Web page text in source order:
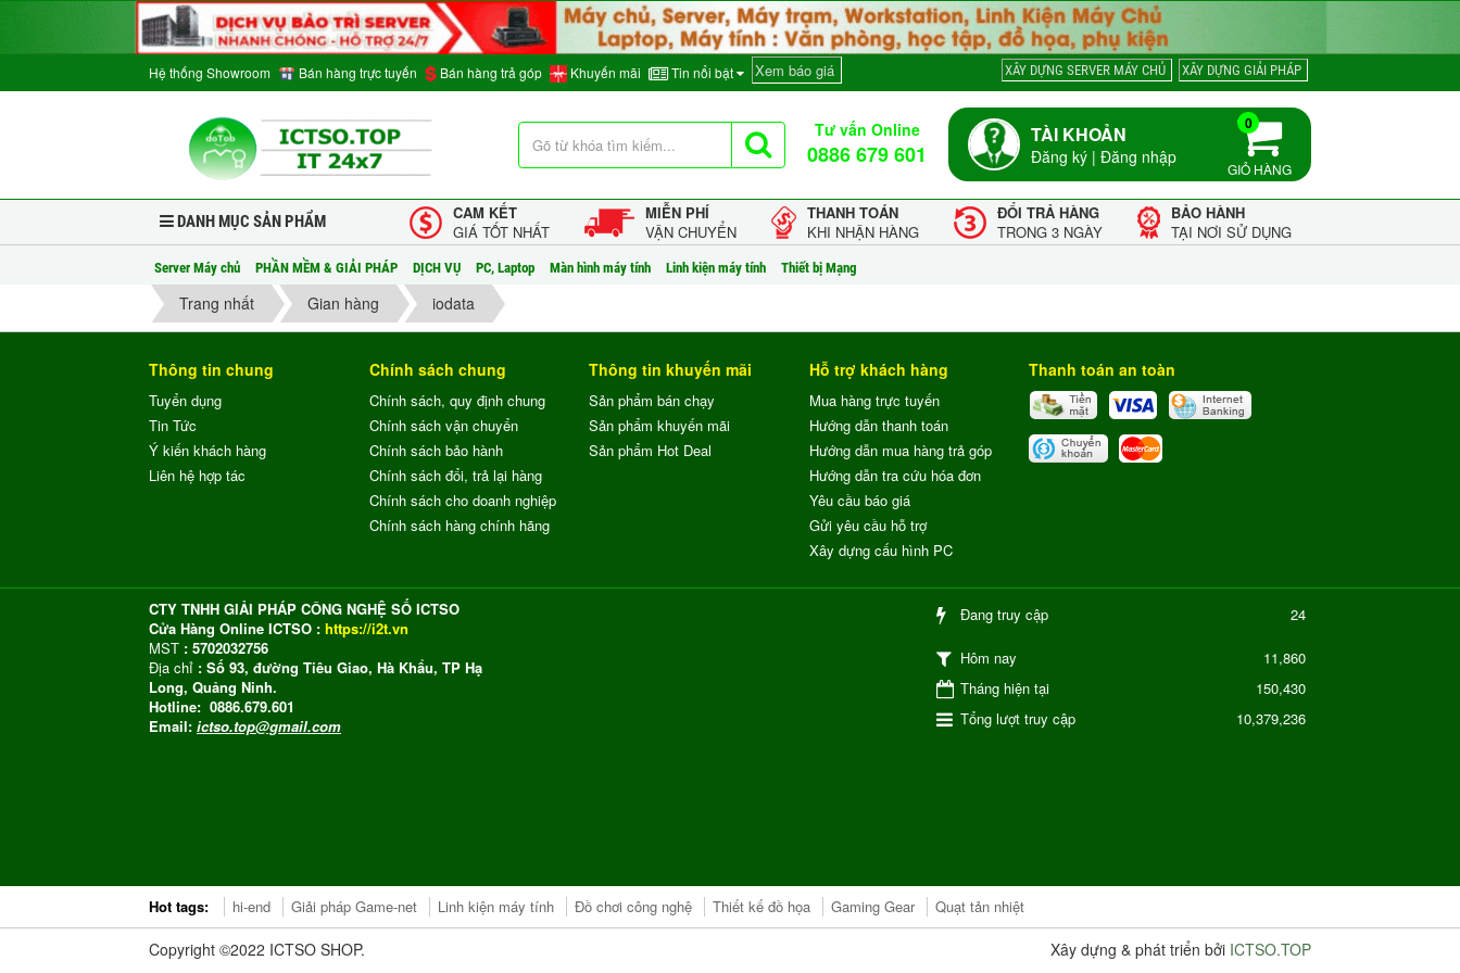
Hệ thống Showroom Bán hàng trực tuyến Bán hàng trả góp Khuyến mãi Tin nổi bật Xem báo giá XÂY DỰNG SERVER MÁY CHỦ XÂY DỰNG GIẢI PHÁP
Tư vấn Online
0886 679 601
TÀI KHOẢN
Đăng ký | Đăng nhập
0
GIỎ HÀNG
DANH MỤC SẢN PHẨM
CAM KẾT
GIÁ TỐT NHẤT
MIỄN PHÍ
VẬN CHUYỂN
THANH TOÁN
KHI NHẬN HÀNG
ĐỔI TRẢ HÀNG
TRONG 3 NGÀY
BẢO HÀNH
TẠI NƠI SỬ DỤNG
Server Máy chủ PHẦN MỀM & GIẢI PHÁP DỊCH VỤ PC, Laptop Màn hình máy tính Linh kiện máy tính Thiết bị Mạng
Trang nhất Gian hàng iodata
Thông tin chung
Tuyển dụng
Tin Tức
Ý kiến khách hàng
Liên hệ hợp tác
Chính sách chung
Chính sách, quy định chung
Chính sách vận chuyển
Chính sách bảo hành
Chính sách đổi, trả lại hàng
Chính sách cho doanh nghiệp
Chính sách hàng chính hãng
Thông tin khuyến mãi
Sản phẩm bán chạy
Sản phẩm khuyến mãi
Sản phẩm Hot Deal
Hỗ trợ khách hàng
Mua hàng trực tuyến
Hướng dẫn thanh toán
Hướng dẫn mua hàng trả góp
Hướng dẫn tra cứu hóa đơn
Yêu cầu báo giá
Gửi yêu cầu hỗ trợ
Xây dựng cấu hình PC
Thanh toán an toàn
CTY TNHH GIẢI PHÁP CÔNG NGHỆ SỐ ICTSO
Cửa Hàng Online ICTSO : https://i2t.vn
MST : 5702032756
Địa chỉ : Số 93, đường Tiêu Giao, Hà Khẩu, TP Hạ
Long, Quảng Ninh.
Hotline: 0886.679.601
Email: ictso.top@gmail.com
Đang truy cập 24
Hôm nay
11,860
Tháng hiện tại
150,430
Tổng lượt truy cập
10,379,236
Hot tags: hi-end Giải pháp Game-net Linh kiện máy tính Đồ chơi công nghệ Thiết kế đồ họa Gaming Gear Quạt tản nhiệt
Copyright ©2022 ICTSO SHOP. Xây dựng & phát triển bởi ICTSO.TOP